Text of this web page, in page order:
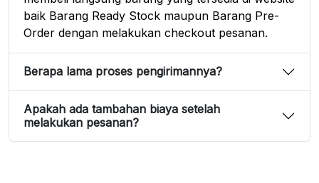
baik Barang Ready Stock maupun Barang Pre-
Order dengan melakukan checkout pesanan.
Berapa lama proses pengirimannya?
Apakah ada tambahan biaya setelah
melakukan pesanan?